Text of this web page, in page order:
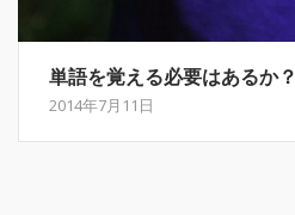
単語を覚える必要はあるか？
2014年7月11日